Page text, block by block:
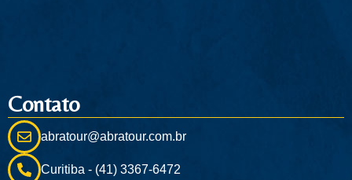
Contato
abratour@abratour.com.br
Curitiba - (41) 3367-6472